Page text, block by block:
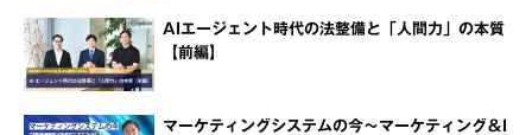
AIエージェント時代の法整備と「人間力」の本質
【前編】
マーケティングシステムの今～マーケティング＆I